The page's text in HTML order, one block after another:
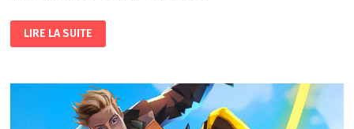
L’AIRSOFT
LIRE LA SUITE